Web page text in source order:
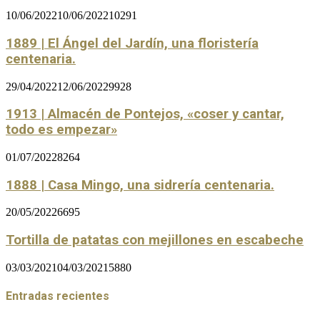
10/06/202210/06/202210291
1889 | El Ángel del Jardín, una floristería
centenaria.
29/04/202212/06/20229928
1913 | Almacén de Pontejos, «coser y cantar,
todo es empezar»
01/07/20228264
1888 | Casa Mingo, una sidrería centenaria.
20/05/20226695
Tortilla de patatas con mejillones en escabeche
03/03/202104/03/2021 5880
Entradas recientes